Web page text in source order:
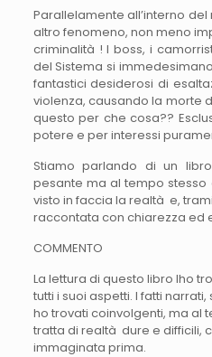
Parallelamente all’interno
altro fenomeno, non meno
criminalità ! I boss, i
del Sistema si
fantastici desiderosi di
violenza, causando la morte
questo per che cosa??
potere e per interessi
Stiamo parlando di un
pesante ma al tempo stesso
visto in faccia la realtà e,
raccontata con chiarezza ed
COMMENTO
La lettura di questo libro lho
tutti i suoi aspetti. I fatti
ho trovati coinvolgenti, ma al
tratta di realtà dure e difficili,
immaginata prima.